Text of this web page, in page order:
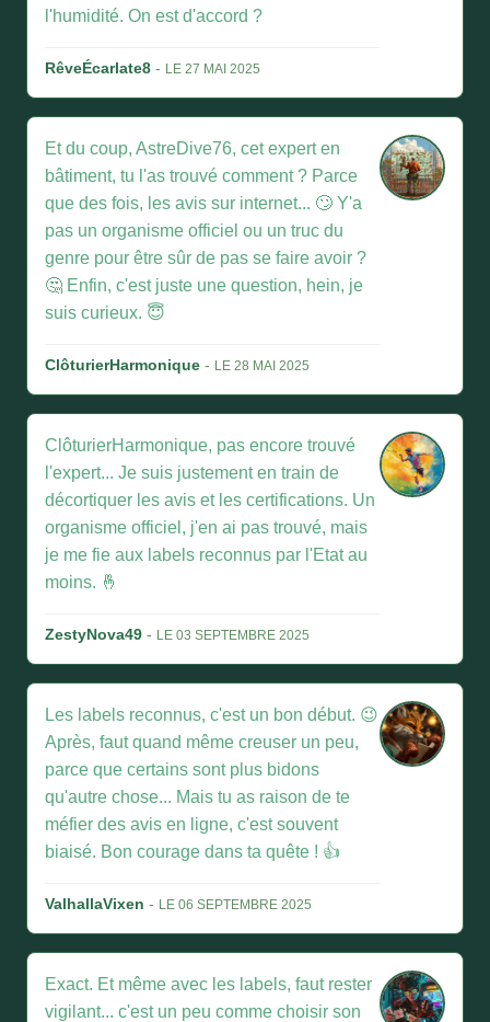
l'humidité. On est d'accord ?
RêveÉcarlate8 - LE 27 MAI 2025
Et du coup, AstreDive76, cet expert en
bâtiment, tu l'as trouvé comment ? Parce
que des fois, les avis sur internet... 🙄 Y'a
pas un organisme officiel ou un truc du
genre pour être sûr de pas se faire avoir ?
🤔 Enfin, c'est juste une question, hein, je
suis curieux. 😇
ClôturierHarmonique - LE 28 MAI 2025
ClôturierHarmonique, pas encore trouvé
l'expert... Je suis justement en train de
décortiquer les avis et les certifications. Un
organisme officiel, j'en ai pas trouvé, mais
je me fie aux labels reconnus par l'Etat au
moins. 🤞
ZestyNova49 - LE 03 SEPTEMBRE 2025
Les labels reconnus, c'est un bon début. 😉
Après, faut quand même creuser un peu,
parce que certains sont plus bidons
qu'autre chose... Mais tu as raison de te
méfier des avis en ligne, c'est souvent
biaisé. Bon courage dans ta quête ! 👍
ValhallaVixen - LE 06 SEPTEMBRE 2025
Exact. Et même avec les labels, faut rester
vigilant... c'est un peu comme choisir son